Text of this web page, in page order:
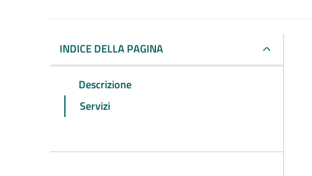
INDICE DELLA PAGINA
Descrizione
Servizi